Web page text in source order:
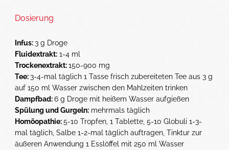
Dosierung
Infus:3 g Droge
Fluidextrakt: 1-4 ml
Trockenextrakt:150-900 mg
Tee:3-4-mal täglich 1 Tasse frisch zubereiteten Tee aus 3 g
auf 150 ml Wasser zwischen den Mahlzeiten trinken
Dampfbad:6 g Droge mit heißem Wasser aufgießen
Spülung und Gurgeln: mehrmals täglich
Homöopathie:5-10 Tropfen, 1 Tablette, 5-10 Globuli 1-3-
mal täglich, Salbe 1-2-mal täglich auftragen, Tinktur zur
äußeren Anwendung 1 Esslöffel mit 250 ml Wasser